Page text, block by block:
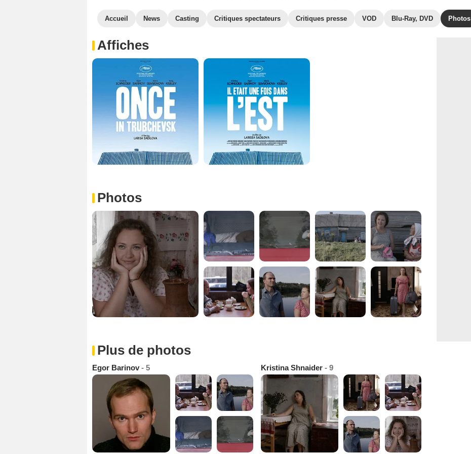
Accueil News Casting Critiques spectateurs Critiques presse VOD Blu-Ray, DVD Photos
Affiches
Photos
Plus de photos
Egor Barinov - 5 Kristina Shnaider - 9